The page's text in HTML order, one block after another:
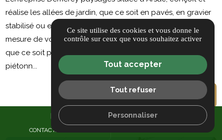
réalise les allées de jardin, que ce soit en pavés, en gravier
stabilisé ou en béton désactivé. Notre équipe saura en
mesure de vous conseiller sur l'association de matériaux,
que ce soit pour la réalisation d'un parking, d'une allée
piétonn...
En savoir plus
mail
CONTACTEZ-NOUS
Ce site utilise des cookies et vous donne le
contrôle sur ceux que vous souhaitez activer
Tout accepter
Tout refuser
Personnaliser